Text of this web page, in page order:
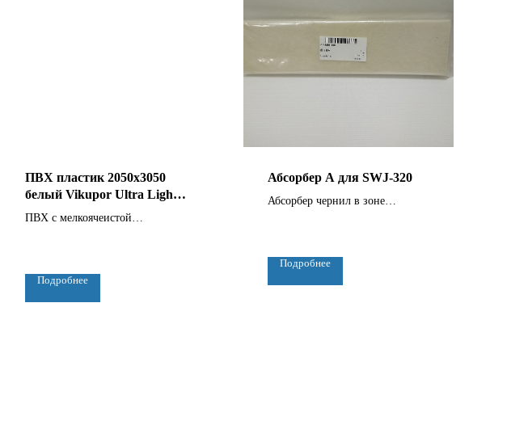
ПВХ пластик 2050х3050
белый Vikupor Ultra Light
(0.48гр/см3)
ПВХ с мелкоячеистой
потребительских свойств. Имеет
небольшой вес.
Подробнее
Абсорбер А для SWJ-320
Абсорбер чернил в зоне
Подробнее